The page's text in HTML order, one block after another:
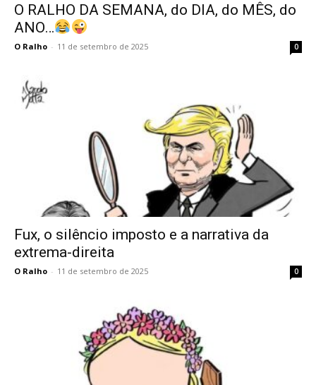
O RALHO DA SEMANA, do DIA, do MÊS, do
ANO…
O Ralho - 11 de setembro de 2025 0
Fux, o silêncio imposto e a narrativa da
extrema-direita
O Ralho - 11 de setembro de 2025 0